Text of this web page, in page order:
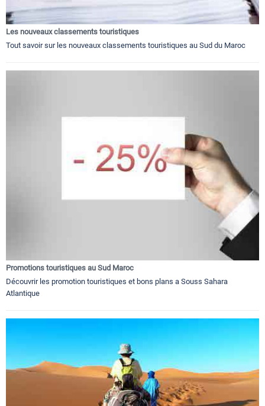
Les nouveaux classements touristiques
Tout savoir sur les nouveaux classements touristiques au Sud du Maroc
Promotions touristiques au Sud Maroc
Découvrir les promotion touristiques et bons plans a Souss Sahara
Atlantique